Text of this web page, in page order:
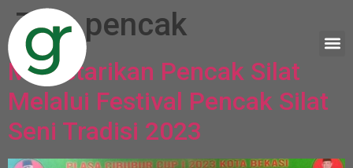
Tag:pencak
Melestarikan Pencak Silat
Melalui Festival Pencak Silat
Seni Tradisi 2023